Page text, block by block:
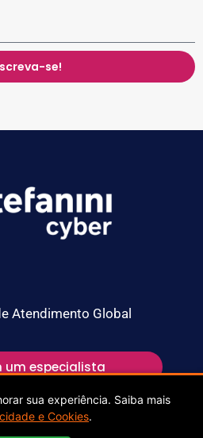
se!
Atendimento Global
um especialista
sua experiência. Saiba mais
e Cookies.